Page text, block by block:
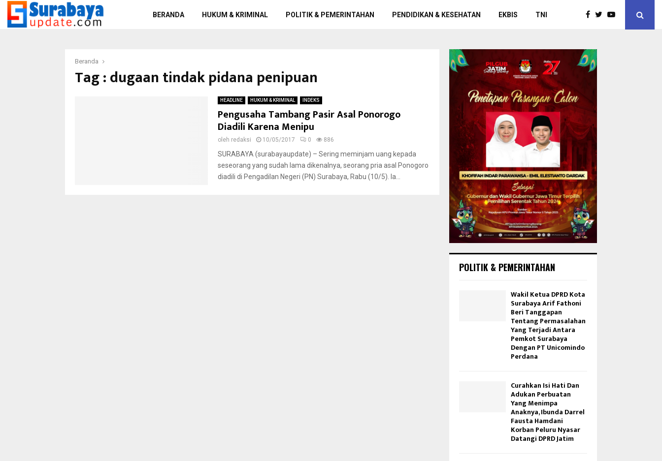
BERANDA HUKUM & KRIMINAL POLITIK & PEMERINTAHAN PENDIDIKAN & KESEHATAN EKBIS TNI
Beranda
Tag : dugaan tindak pidana penipuan
HEADLINE HUKUM & KRIMINAL INDEKS
Pengusaha Tambang Pasir Asal Ponorogo
Diadili Karena Menipu
oleh redaksi 10/05/2017 0 886
SURABAYA (surabayaupdate) – Sering meminjam uang kepada
seseorang yang sudah lama dikenalnya, seorang pria asal Ponogoro
diadili di Pengadilan Negeri (PN) Surabaya, Rabu (10/5). Ia...
POLITIK & PEMERINTAHAN
Wakil Ketua DPRD Kota
Surabaya Arif Fathoni
Beri Tanggapan
Tentang Permasalahan
Yang Terjadi Antara
Pemkot Surabaya
Dengan PT Unicomindo
Perdana
Curahkan Isi Hati Dan
Adukan Perbuatan
Yang Menimpa
Anaknya, Ibunda Darrel
Fausta Hamdani
Korban Peluru Nyasar
Datangi DPRD Jatim